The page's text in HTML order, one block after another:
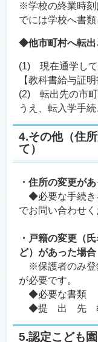
※学校の終業時刻
でには学校へ書
◆他市町村へ転
(1) 現在通学して
【教科書給与証
(2) 転出先の市町
うえ、転入学手
4.その他（住
て）
・住所の変更が
◆必要な手続き
でお問い合わせく
・戸籍の変更（
ど）があった場合
※保護者のみ登
が必要です。
◆必要な書類
◆提 出 先 教
5.認定こども